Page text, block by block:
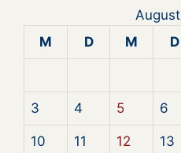
M
D M D
3 4 5 6
10 11 12 13